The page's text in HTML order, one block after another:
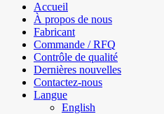
Accueil
À propos de nous
Fabricant
Commande / RFQ
Contrôle de qualité
Dernières nouvelles
Contactez-nous
Langue
English